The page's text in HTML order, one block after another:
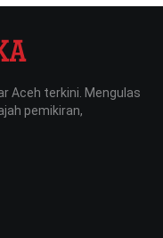
Aceh terkini. Mengulas
pemikiran,